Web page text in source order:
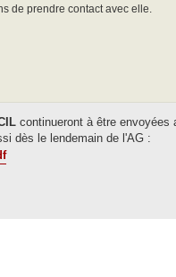
de prendre contact avec elle.
continueront à être envoyées
dès le lendemain de l'AG :